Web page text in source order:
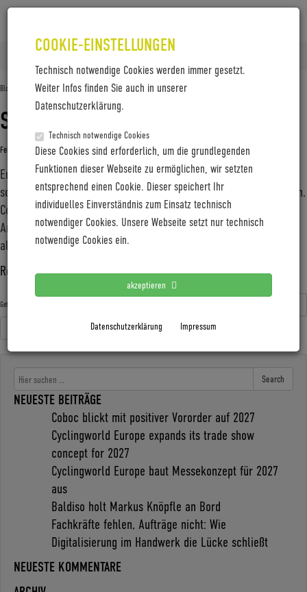
COOKIE-EINSTELLUNGEN
Technisch notwendige Cookies werden immer gesetzt.
Weiter Infos finden Sie auch in unserer
Datenschutzerklärung.
Technisch notwendige Cookies
Diese Cookies sind erforderlich, um die grundlegenden
Funktionen dieser Webseite zu ermöglichen, wir setzten
entsprechend einen Cookie. Dieser speichert Ihr
individuelles Einverständnis zum Einsatz technisch
notwendiger Cookies. Unsere Webseite setzt nur technisch
notwendige Cookies ein.
akzeptieren
Datenschutzerklärung Impressum
Posts tagged 'Reise'
Blog-Archive
STILSICHER AUF TOUREN
Februar 27, 2020 Gabi Jung— No Comments
Entdeckungslustige kommen mit dem neuen Coboc TEN Merano
sowohl im urbanen Terrain als auch in weiter Flur auf ihre Kosten.
Coboc-typisch versteckt der neue Trekking-Allrounder seinen E-
Antrieb geschickt und brilliert mit einer reise- und
alltagsfreundlichen Ausstattung, die auch optisch einiges
Read more ›
Getagged mit:
Search
NEUESTE BEITRÄGE
Coboc blickt mit positiver Vororder auf 2027
Cyclingworld Europe expands its trade show
concept for 2027
Cyclingworld Europe baut Messekonzept für 2027
aus
Baldiso holt Markus Knöpfle an Bord
Fachkräfte fehlen, Aufträge nicht: Wie
Digitalisierung im Handwerk die Lücke schließt
NEUESTE KOMMENTARE